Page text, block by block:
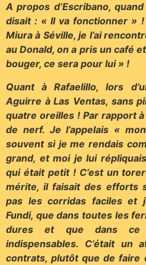
A propos d’Escribano,
disait : « Il va fonctionner »
Miura à Séville, je l’ai
au Donald, on a pris un café
bouger, ce sera pour lui » !
Quant à Rafaelillo, lors
Aguirre à Las Ventas, sans
quatre oreilles ! Par rapport
de nerf. Je l’appelais «
souvent si je me rendais
grand, et moi je lui
qui était petit ! C’est un
mérite, il faisait des efforts
pas les corridas faciles et
Fundi, que dans toutes les
dures et que dans ce
indispensables. C’était un
contrats, plutôt que de